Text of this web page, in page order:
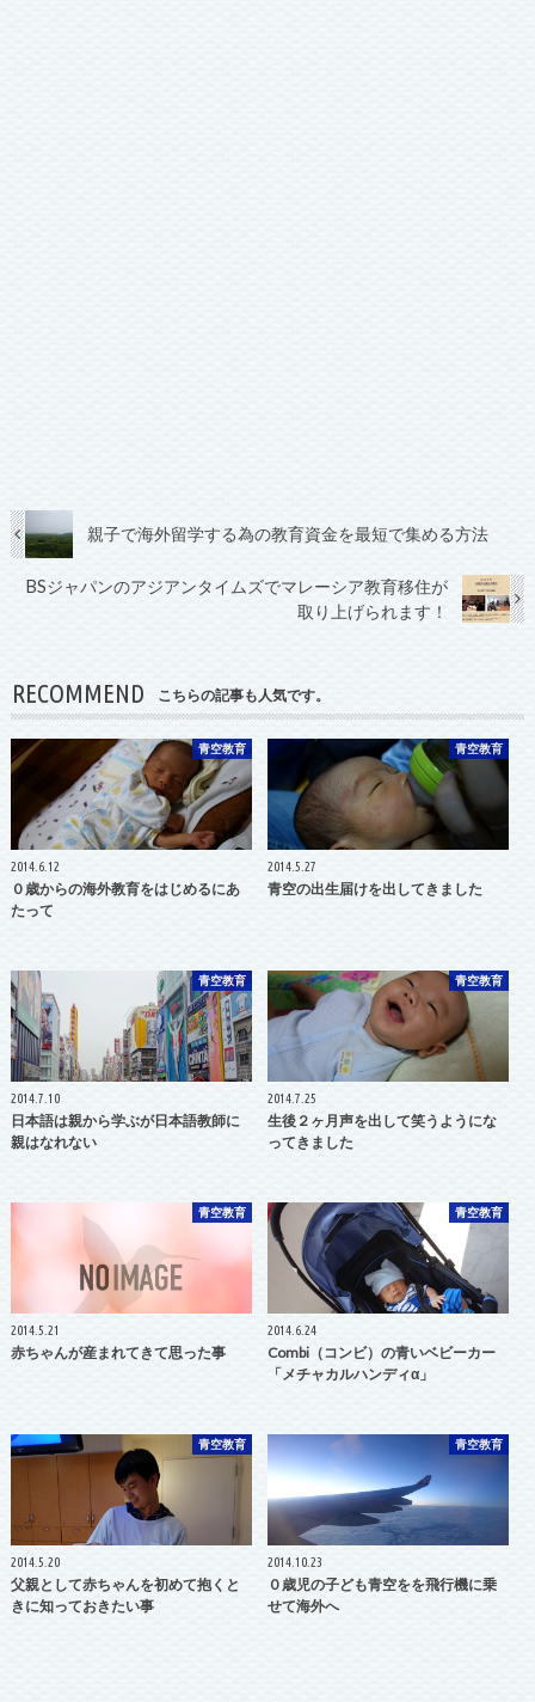
親子で海外留学する為の教育資金を最短で集める方法
BSジャパンのアジアンタイムズでマレーシア教育移住が
取り上げられます！
RECOMMEND こちらの記事も人気です。
青空教育
2014.6.12
０歳からの海外教育をはじめるにあ
たって
青空教育
2014.5.27
青空の出生届けを出してきました
青空教育
2014.7.10
日本語は親から学ぶが日本語教師に
親はなれない
青空教育
2014.7.25
生後２ヶ月声を出して笑うようにな
ってきました
青空教育
2014.5.21
赤ちゃんが産まれてきて思った事
青空教育
2014.6.24
Combi（コンビ）の青いベビーカー
「メチャカルハンディα」
青空教育
2014.5.20
父親として赤ちゃんを初めて抱くと
きに知っておきたい事
青空教育
2014.10.23
０歳児の子ども青空をを飛行機に乗
せて海外へ